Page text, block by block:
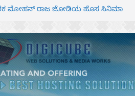
ಮೋಹನ್ ರಾಜ ಜೋಡಿಯ ಹೊಸ ಸಿನಿಮಾ
ಅಜೇಯಂ” ಹಾಡಿದ ದೃಶ್ಯ ವೈಭವ
ಅಭಿನಯದ ‘ಬಾಸ್’ ಚಿತ್ರ ತೆರೆಗೆ
ಮಿತ್ರ ಅಭಿನಯದ “ಮಹಾನ್” ಫಸ್ಟ್ ಲುಕ್